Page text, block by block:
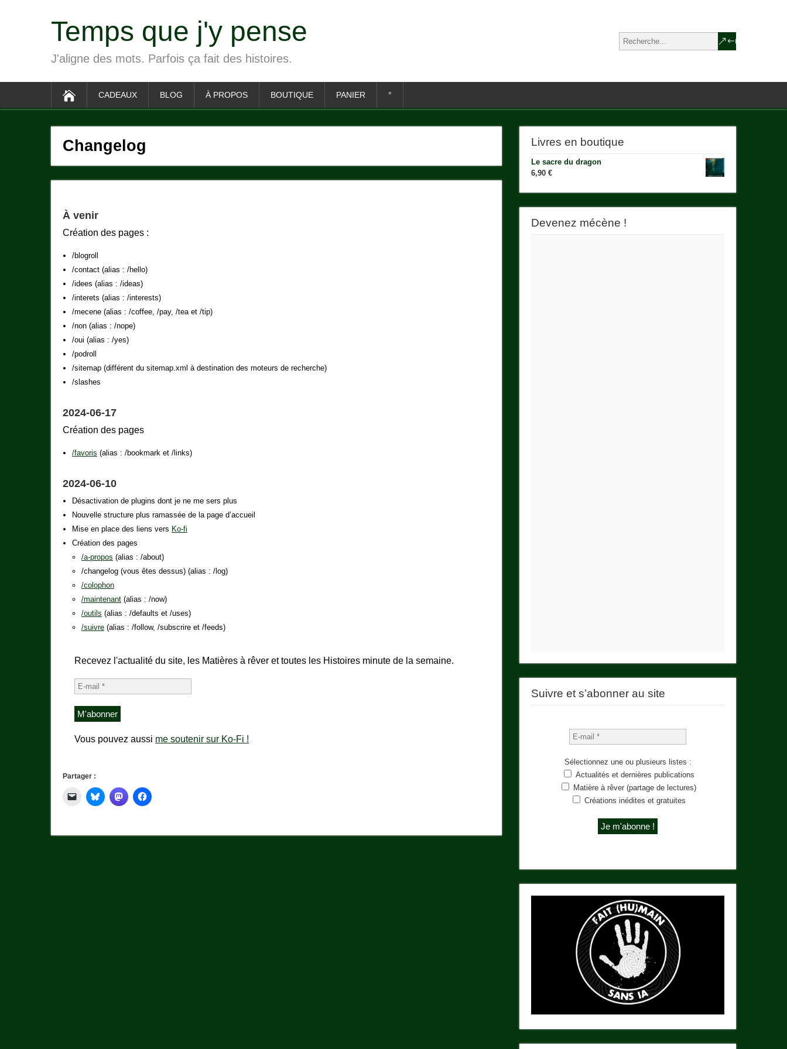
Temps que j'y pense
J'aligne des mots. Parfois ça fait des histoires.
CADEAUX BLOG À PROPOS BOUTIQUE PANIER °
Changelog
À venir
Création des pages :
/blogroll
/contact (alias : /hello)
/idees (alias : /ideas)
/interets (alias : /interests)
/mecene (alias : /coffee, /pay, /tea et /tip)
/non (alias : /nope)
/oui (alias : /yes)
/podroll
/sitemap (différent du sitemap.xml à destination des moteurs de recherche)
/slashes
2024-06-17
Création des pages
/favoris (alias : /bookmark et /links)
2024-06-10
Désactivation de plugins dont je ne me sers plus
Nouvelle structure plus ramassée de la page d’accueil
Mise en place des liens vers Ko-fi
Création des pages
/a-propos (alias : /about)
/changelog (vous êtes dessus) (alias : /log)
/colophon
/maintenant (alias : /now)
/outils (alias : /defaults et /uses)
/suivre (alias : /follow, /subscrire et /feeds)
Recevez l'actualité du site, les Matières à rêver et toutes les Histoires minute de la semaine.
Vous pouvez aussi me soutenir sur Ko-Fi !
Partager :
Livres en boutique
Le sacre du dragon
6,90 €
Devenez mécène !
Suivre et s’abonner au site
Sélectionnez une ou plusieurs listes :
Actualités et dernières publications
Matière à rêver (partage de lectures)
Créations inédites et gratuites